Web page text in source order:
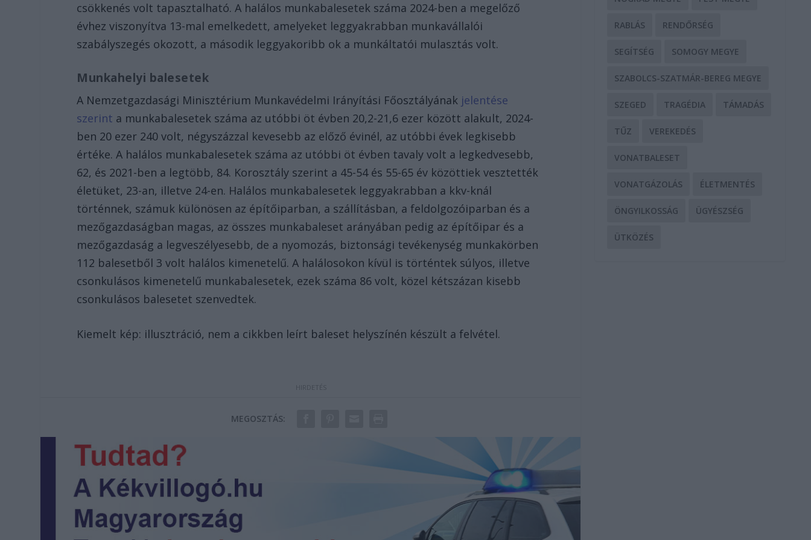
csökkenés volt tapasztalható. A halálos munkabalesetek száma 2024-ben a megelőző
évhez viszonyítva 13-mal emelkedett, amelyeket leggyakrabban munkavállalói
szabályszegés okozott, a második leggyakoribb ok a munkáltatói mulasztás volt.
Munkahelyi balesetek
A Nemzetgazdasági Minisztérium Munkavédelmi Irányítási Főosztályának jelentése
szerint a munkabalesetek száma az utóbbi öt évben 20,2-21,6 ezer között alakult, 2024-
ben 20 ezer 240 volt, négyszázzal kevesebb az előző évinél, az utóbbi évek legkisebb
értéke. A halálos munkabalesetek száma az utóbbi öt évben tavaly volt a legkedvesebb,
62, és 2021-ben a legtöbb, 84. Korosztály szerint a 45-54 és 55-65 év közöttiek vesztették
életüket, 23-an, illetve 24-en. Halálos munkabalesetek leggyakrabban a kkv-knál
történnek, számuk különösen az építőiparban, a szállításban, a feldolgozóiparban és a
mezőgazdaságban magas, az összes munkabaleset arányában pedig az építőipar és a
mezőgazdaság a legveszélyesebb, de a nyomozás, biztonsági tevékenység munkakörben
112 balesetből 3 volt halálos kimenetelű. A halálosokon kívül is történtek súlyos, illetve
csonkulásos kimenetelű munkabalesetek, ezek száma 86 volt, közel kétszázan kisebb
csonkulásos balesetet szenvedtek.
Kiemelt kép: illusztráció, nem a cikkben leírt baleset helyszínén készült a felvétel.
MEGOSZTÁS:
RABLÁS RENDŐRSÉG
SEGÍTSÉG SOMOGY MEGYE
SZABOLCS-SZATMÁR-BEREG MEGYE
SZEGED TRAGÉDIA TÁMADÁS
TŰZ VEREKEDÉS
VONATBALESET
VONATGÁZOLÁS ÉLETMENTÉS
ÖNGYILKOSSÁG ÜGYÉSZSÉG
ÜTKÖZÉS